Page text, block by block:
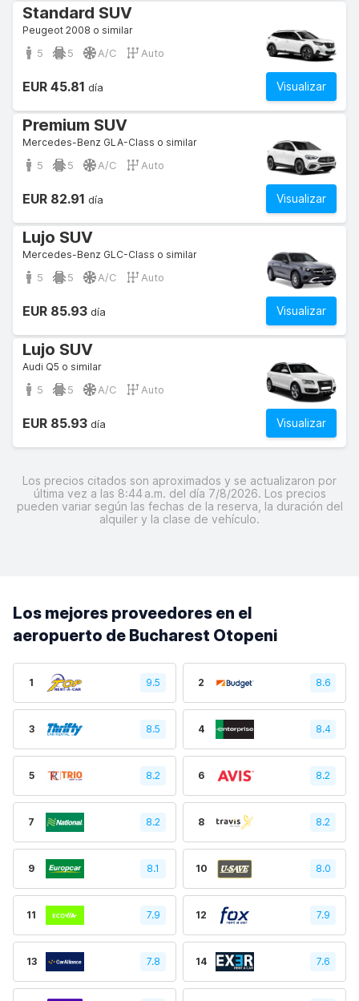
Standard SUV
Peugeot 2008 o similar
5 5 A/C Auto
Visualizar
EUR 45.81 día
Premium SUV
Mercedes-Benz GLA-Class o similar
5 5 A/C Auto
Visualizar
EUR 82.91 día
Lujo SUV
Mercedes-Benz GLC-Class o similar
5 5 A/C Auto
Visualizar
EUR 85.93 día
Lujo SUV
Audi Q5 o similar
5 5 A/C Auto
Visualizar
EUR 85.93 día
Los precios citados son aproximados y se actualizaron por
última vez a las 8:44 a.m. del día 7/8/2026. Los precios
pueden variar según las fechas de la reserva, la duración del
alquiler y la clase de vehículo.
Los mejores proveedores en el
aeropuerto de Bucharest Otopeni
1 9.5 2 8.6
3 8.5 4 8.4
5 8.2 6 8.2
7 8.2 8 8.2
9 8.1 10 8.0
11 7.9 12 7.9
13 7.8 14 7.6